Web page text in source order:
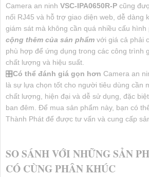
Camera an ninh VSC-IPA0650R-P cũng
nối RJ45 và hỗ trợ giao diện web, dễ dàng
giám sát mà không cần quá nhiều cấu hình
cộng thêm của sản phẩm với giá cả phải
phù hợp để ứng dụng trong các công trình
chất lượng và hiệu suất.
🎛Có thể đánh giá gọn hơn Camera an
là sự lựa chọn tốt cho người tiêu dùng cần
chất lượng, hiện đại và dễ sử dụng, đặc
ban đêm. Để mua sản phẩm này, bạn có
Thành Phát để được tư vấn và cung cấp
SO SÁNH VỚI NHỮNG SẢN
CÓ CÙNG PHÂN KHÚC